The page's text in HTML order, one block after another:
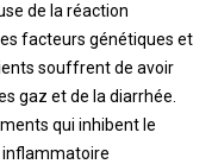
de la réaction
facteurs génétiques et
souffrent de avoir
gaz et de la diarrhée.
qui inhibent le